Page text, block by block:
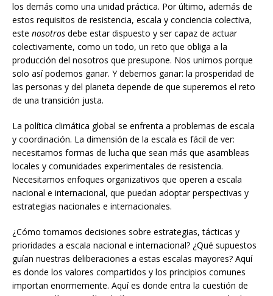
los demás como una unidad práctica. Por último, además de
estos requisitos de resistencia, escala y conciencia colectiva,
este nosotros debe estar dispuesto y ser capaz de actuar
colectivamente, como un todo, un reto que obliga a la
producción del nosotros que presupone. Nos unimos porque
solo así podemos ganar. Y debemos ganar: la prosperidad de
las personas y del planeta depende de que superemos el reto
de una transición justa.
La política climática global se enfrenta a problemas de escala
y coordinación. La dimensión de la escala es fácil de ver:
necesitamos formas de lucha que sean más que asambleas
locales y comunidades experimentales de resistencia.
Necesitamos enfoques organizativos que operen a escala
nacional e internacional, que puedan adoptar perspectivas y
estrategias nacionales e internacionales.
¿Cómo tomamos decisiones sobre estrategias, tácticas y
prioridades a escala nacional e internacional? ¿Qué supuestos
guían nuestras deliberaciones a estas escalas mayores? Aquí
es donde los valores compartidos y los principios comunes
importan enormemente. Aquí es donde entra la cuestión de